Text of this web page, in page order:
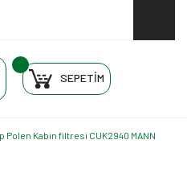
SEPETİM